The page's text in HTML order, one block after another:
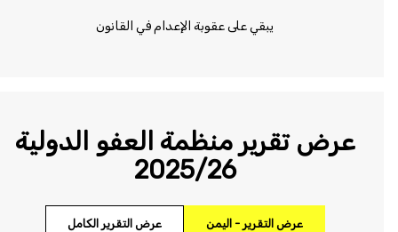
يبقي على عقوبة الإعدام في القانون
عرض تقرير منظمة العفو الدولية
2025/26
عرض التقرير - اليمن عرض التقرير الكامل